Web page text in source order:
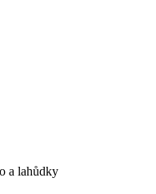
a lahůdky